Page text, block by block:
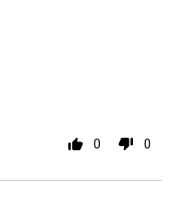
0 0